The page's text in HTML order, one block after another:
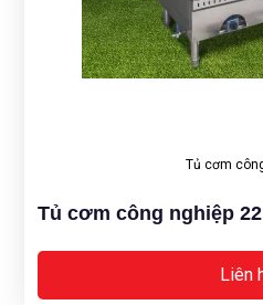
Tủ cơm
Tủ cơm công nghiệp
Liên